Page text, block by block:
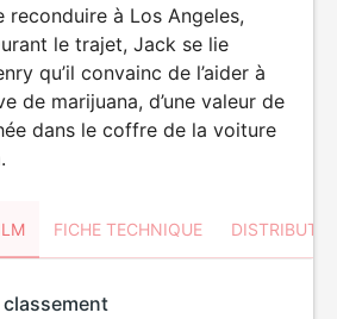
reconduire à Los Angeles,
le trajet, Jack se lie
qu’il convainc de l’aider à
de marijuana, d’une valeur de
dans le coffre de la voiture
FICHE TECHNIQUE